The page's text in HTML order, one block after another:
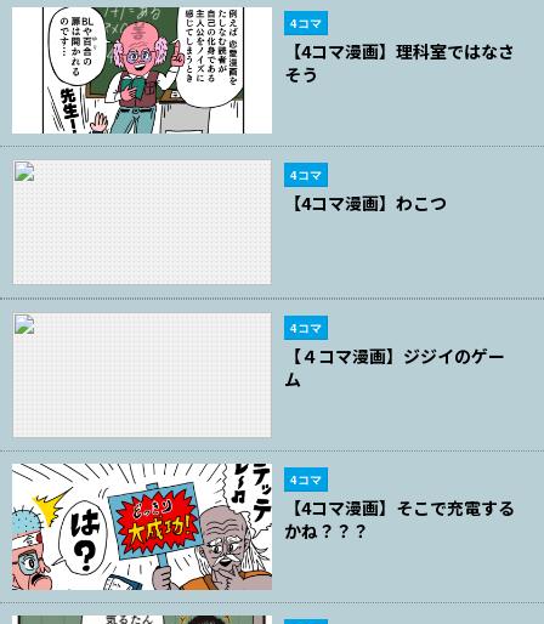
4コマ
【4コマ漫画】理科室ではなさ
そう
4コマ
【4コマ漫画】わこつ
4コマ
【４コマ漫画】ジジイのゲー
ム
4コマ
【4コマ漫画】そこで充電する
かね？？？